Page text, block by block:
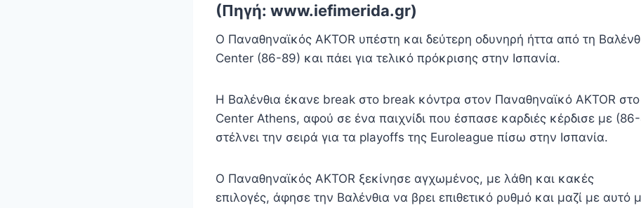
(Πηγή: www.iefimerida.gr)
Ο Παναθηναϊκός AKTOR υπέστη και δεύτερη οδυνηρή ήττα από τη
Center (86-89) και πάει για τελικό πρόκρισης στην Ισπανία.
H Βαλένθια έκανε break στο break κόντρα στον Παναθηναϊκό AKTOR
Center Athens, αφού σε ένα παιχνίδι που έσπασε καρδιές κέρδισε με
στέλνει την σειρά για τα playoffs της Euroleague πίσω στην Ισπανία.
Ο Παναθηναϊκός AKTOR ξεκίνησε αγχωμένος, με λάθη και κακές
επιλογές, άφησε την Βαλένθια να βρει επιθετικό ρυθμό και μαζί με αυτό